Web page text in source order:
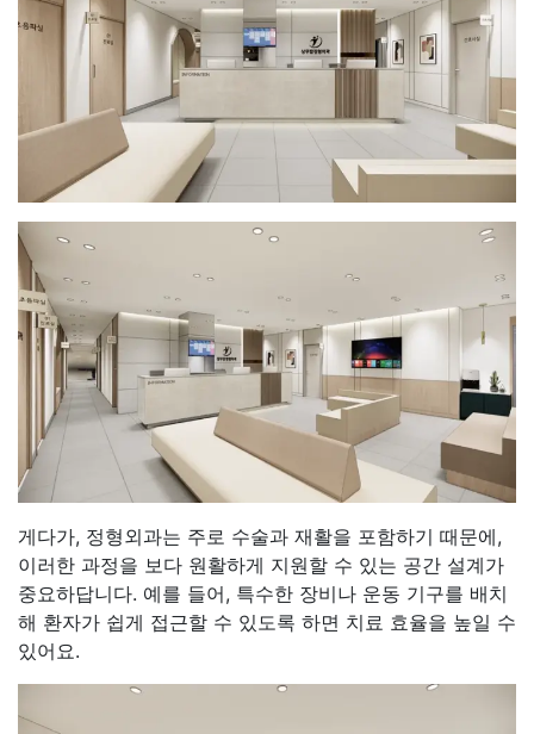
게다가, 정형외과는 주로 수술과 재활을 포함하기 때문에,
이러한 과정을 보다 원활하게 지원할 수 있는 공간 설계가
중요하답니다. 예를 들어, 특수한 장비나 운동 기구를 배치
해 환자가 쉽게 접근할 수 있도록 하면 치료 효율을 높일 수
있어요.